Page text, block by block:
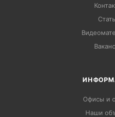
Офисы и
Наши